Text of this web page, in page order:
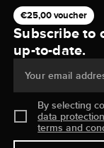
€25,00 voucher
Subscribe to
up-to-date.
Your email
By selecting
data
terms and